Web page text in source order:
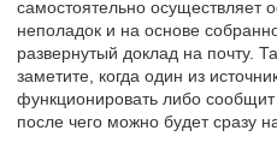
самостоятельно осуществляет
неполадок и на основе
развернутый доклад на почту.
заметите, когда один из
функционировать либо
после чего можно будет сразу